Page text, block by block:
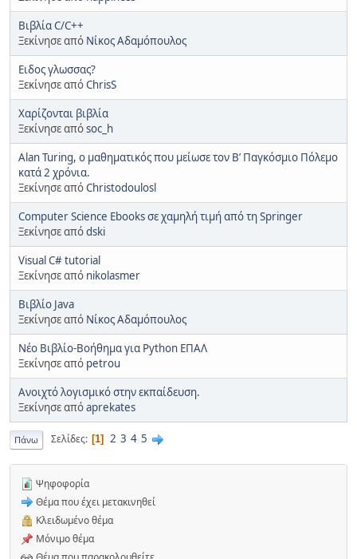
Βιβλία C/C++
Ξεκίνησε από Νίκος Αδαμόπουλος
Ειδος γλωσσας?
Ξεκίνησε απόChrisS
Χαρίζονται βιβλία
Ξεκίνησε απόsoc_h
Alan Turing, ο μαθηματικός που μείωσε τον Β’ Παγκόσμιο Πόλεμο
κατά 2 χρόνια.
Ξεκίνησε απόChristodoulosl
Computer Science Ebooks σε χαμηλή τιμή από τη Springer
Ξεκίνησε απόdski
Visual C# tutorial
Ξεκίνησε από nikolasmer
Βιβλίο Java
Ξεκίνησε από Νίκος Αδαμόπουλος
Νέο Βιβλίο-Βοήθημα για Python ΕΠΑΛ
Ξεκίνησε από petrou
Ανοιχτό λογισμικό στην εκπαίδευση.
Ξεκίνησε απόaprekates
Πάνω Σελίδες 1 2 3 4 5
Ψηφοφορία
Θέμα που έχει μετακινηθεί
Κλειδωμένο θέμα
Μόνιμο θέμα